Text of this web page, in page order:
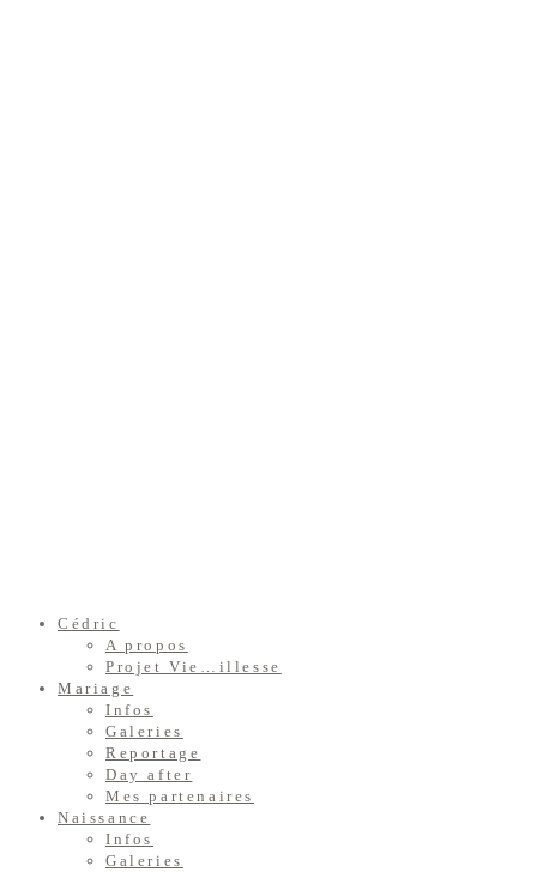
Cédric
A propos
Projet Vie…illesse
Mariage
Infos
Galeries
Reportage
Day after
Mes partenaires
Naissance
Infos
Galeries